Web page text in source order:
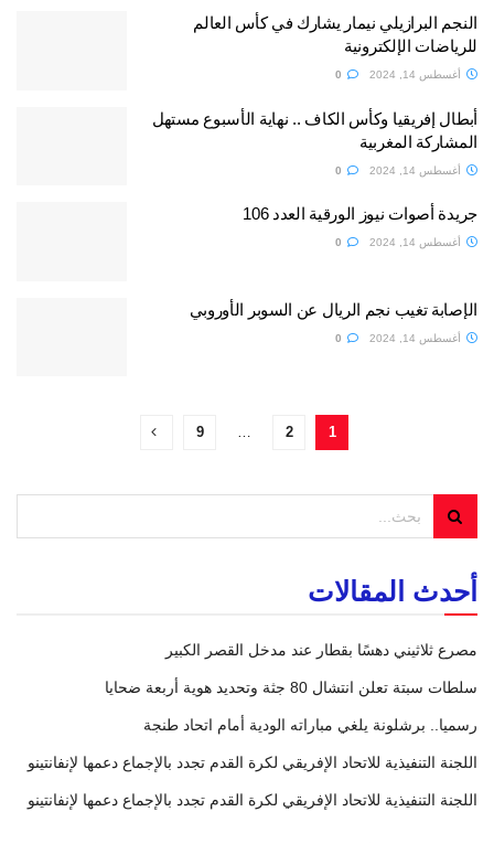
النجم البرازيلي نيمار يشارك في كأس العالم
للرياضات الإلكترونية
أغسطس 14, 2024
أبطال إفريقيا وكأس الكاف .. نهاية الأسبوع مستهل
المشاركة المغربية
أغسطس 14, 2024
جريدة أصوات نيوز الورقية العدد 106
أغسطس 14, 2024
الإصابة تغيب نجم الريال عن السوبر الأوروبي
أغسطس 14, 2024
1
2
…
9
أحدث المقالات
مصرع ثلاثيني دهسًا بقطار عند مدخل القصر الكبير
سلطات سبتة تعلن انتشال 80 جثة وتحديد هوية أربعة ضحايا
رسميا.. برشلونة يلغي مباراته الودية أمام اتحاد طنجة
اللجنة التنفيذية للاتحاد الإفريقي لكرة القدم تجدد بالإجماع دعمها لإنفانتينو
اللجنة التنفيذية للاتحاد الإفريقي لكرة القدم تجدد بالإجماع دعمها لإنفانتينو